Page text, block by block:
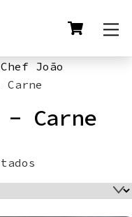
Cart
João
- Carne